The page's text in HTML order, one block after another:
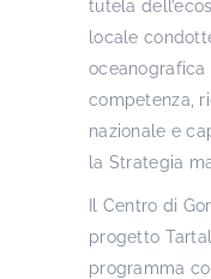
tutela
locale
oceanografica
competenza,
nazionale e
la Strategia
Il Centro di
progetto
programma